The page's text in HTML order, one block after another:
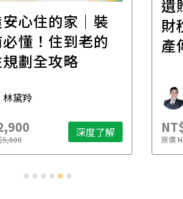
心住的家｜裝
懂！住到老的
劃全攻略
林黛羚
深度了解
遺
財
產
原價